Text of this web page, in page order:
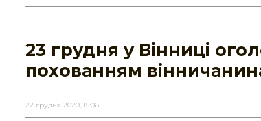
23 грудня у Вінниці
похованням
22 грудня 2020, 15:06